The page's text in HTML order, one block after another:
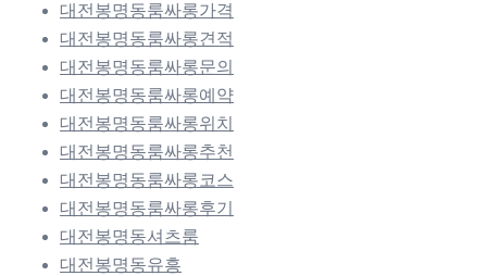
대전봉명동룸싸롱가격
대전봉명동룸싸롱견적
대전봉명동룸싸롱문의
대전봉명동룸싸롱예약
대전봉명동룸싸롱위치
대전봉명동룸싸롱추천
대전봉명동룸싸롱코스
대전봉명동룸싸롱후기
대전봉명동셔츠룸
대전봉명동유흥